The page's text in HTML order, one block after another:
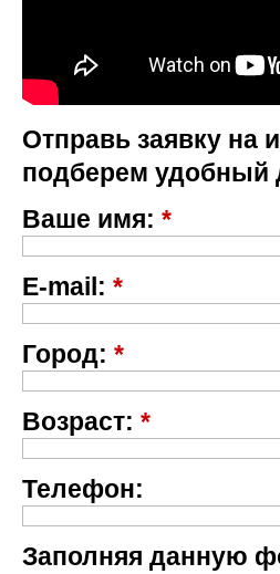
Отправь заявку на
подберем удобный
Ваше имя: *
E-mail: *
Город: *
Возраст: *
Телефон:
Заполняя данную